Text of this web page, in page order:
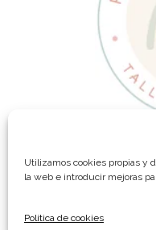
Utilizamos cookies propias y
la web e introducir mejoras
Política de cookies